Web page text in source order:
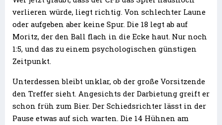
verlieren würde, liegt richtig. Von schlechter Laune
oder aufgeben aber keine Spur. Die 18 legt ab auf
Moritz, der den Ball flach in die Ecke haut. Nur noch
1:5, und das zu einem psychologischen günstigen
Zeitpunkt.
Unterdessen bleibt unklar, ob der große Vorsitzende
den Treffer sieht. Angesichts der Darbietung greift er
schon früh zum Bier. Der Schiedsrichter lässt in der
Pause etwas auf sich warten. Die 14 Hühnen am